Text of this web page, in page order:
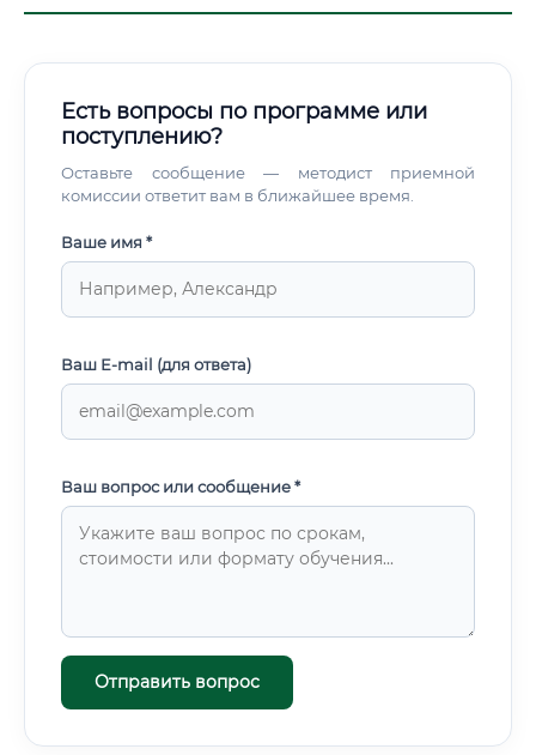
Есть вопросы по программе или
поступлению?
Оставьте сообщение — методист приемной
комиссии ответит вам в ближайшее время.
Ваше имя *
Ваш E-mail (для ответа)
Ваш вопрос или сообщение *
Отправить вопрос